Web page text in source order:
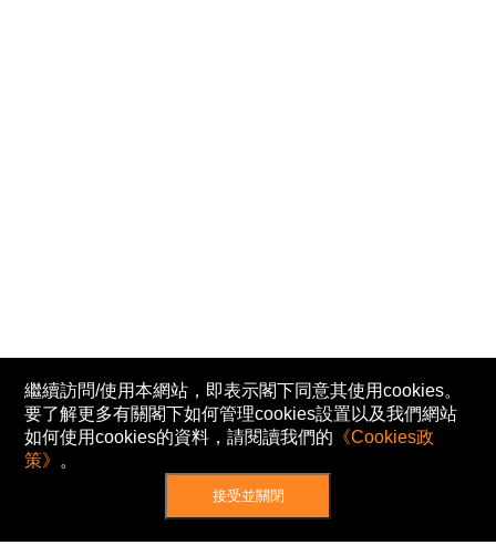
繼續訪問/使用本網站，即表示閣下同意其使用cookies。
要了解更多有關閣下如何管理cookies設置以及我們網站
如何使用cookies的資料，請閱讀我們的 《Cookies政
策》 。
接受並關閉